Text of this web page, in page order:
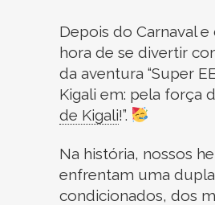
Depois do Carnaval e
hora de se divertir
da aventura “Super
Kigali em: pela força
de Kigali!”.
Na história, nossos
enfrentam uma
condicionados, dos